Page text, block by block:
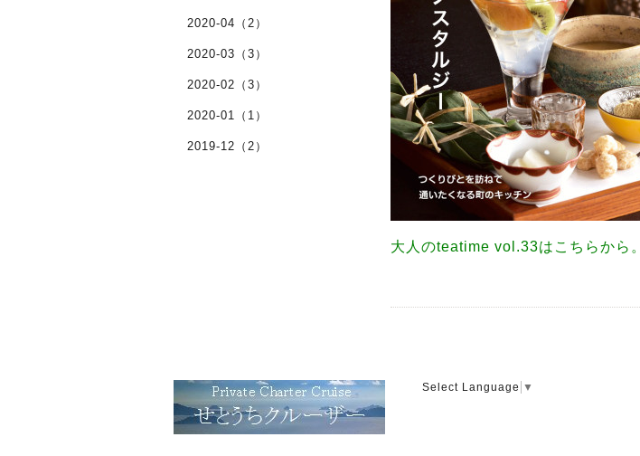
大人のteatime vol.33はこちらから。
2020-04（2）
2020-03（3）
2020-02（3）
2020-01（1）
2019-12（2）
Select Language ▼